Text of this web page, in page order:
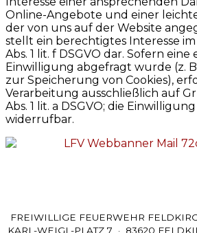
Online-Angebote und einer
der von uns auf der Website
stellt ein berechtigtes Interesse im
Abs. 1 lit. f DSGVO dar. Sofern
Einwilligung abgefragt wurde (z.
zur Speicherung von Cookies),
Verarbeitung ausschließlich auf
Abs. 1 lit. a DSGVO; die
widerrufbar.
FREIWILLIGE FEUERWEHR
KARL-WEIGL-PLATZ 7 · 83620